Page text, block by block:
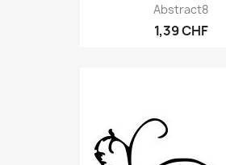
Abstract8
1,39 CHF